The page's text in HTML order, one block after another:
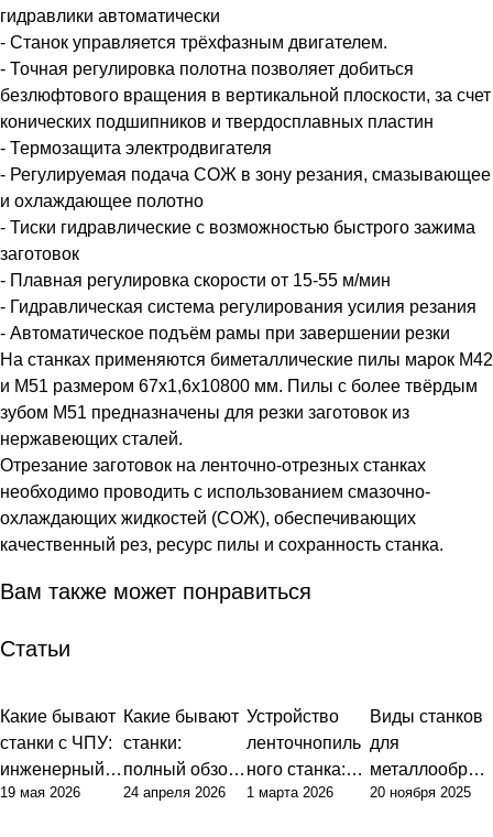
гидравлики автоматически
- Станок управляется трёхфазным двигателем.
- Точная регулировка полотна позволяет добиться
безлюфтового вращения в вертикальной плоскости, за счет
конических подшипников и твердосплавных пластин
- Термозащита электродвигателя
- Регулируемая подача СОЖ в зону резания, смазывающее
и охлаждающее полотно
- Тиски гидравлические с возможностью быстрого зажима
заготовок
- Плавная регулировка скорости от 15-55 м/мин
- Гидравлическая система регулирования усилия резания
- Автоматическое подъём рамы при завершении резки
На станках применяются биметаллические пилы марок М42
и М51 размером 67х1,6х10800 мм. Пилы с более твёрдым
зубом М51 предназначены для резки заготовок из
нержавеющих сталей.
Отрезание заготовок на ленточно-отрезных станках
необходимо проводить с использованием смазочно-
охлаждающих жидкостей (СОЖ), обеспечивающих
качественный рез, ресурс пилы и сохранность станка.
Вам также может понравиться
Статьи
Советы
Какие бывают
станки с ЧПУ:
инженерный
подход к
19 мая 2026
Советы
Какие бывают
станки:
полный обзор
типов и их
24 апреля 2026
Советы
Устройство
ленточнопиль
ного станка:
базовые
1 марта 2026
Советы
Виды станков
для
металлообраб
отки: полный
20 ноября 2025